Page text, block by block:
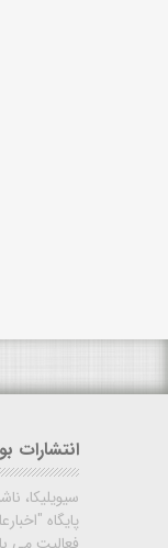
انتشارات
سیویلیکا،
پایگاه